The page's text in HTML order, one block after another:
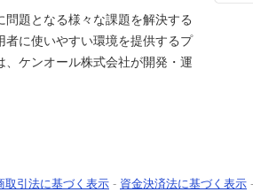
題となる様々な課題を解決する
者に使いやすい環境を提供するプ
ケンオール株式会社が開発・運
取引法に基づく表示 - 資金決済法に基づく表示 -